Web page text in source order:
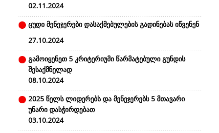
02.11.2024
ცუდი მენეჯერები დასაქმებულების გადინებას იწვენენ
27.10.2024
გამოიყენეთ 5 კრიტერიუმი წარმატებული გუნდის
შესაქმნელად
08.10.2024
2025 წელს ლიდერებს და მენეჯერებს 5 მთავარი
უნარი დასჭირდებათ
03.10.2024